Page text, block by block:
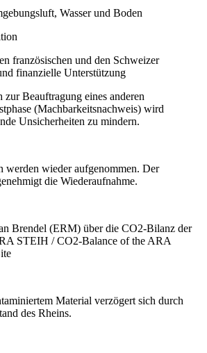
Wasser und Boden
französischen und den Schweizer
finanzielle Unterstützung
Beauftragung eines anderen
(Machbarkeitsnachweis) wird
Unsicherheiten zu mindern.
werden wieder aufgenommen. Der
die Wiederaufnahme.
Brendel (ERM) über die CO2-Bilanz der
STEIH / CO2-Balance of the ARA
Material verzögert sich durch
des Rheins.